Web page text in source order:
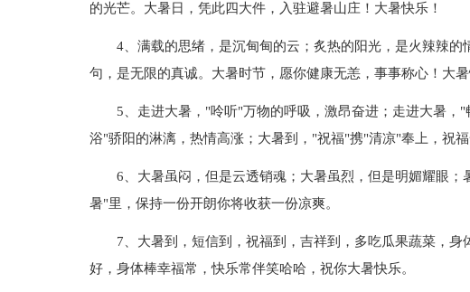
的光芒。大暑日，凭此四大件，入驻避暑山庄！大暑快乐！
4、满载的思绪，是沉甸甸的云；炙热的阳光，是火辣辣
句，是无限的真诚。大暑时节，愿你健康无恙，事事称心！大暑
5、走进大暑，"呤听"万物的呼吸，激昂奋进；走进大暑，
浴"骄阳的淋漓，热情高涨；大暑到，"祝福"携"清凉"奉上，祝福
6、大暑虽闷，但是云透销魂；大暑虽烈，但是明媚耀眼
暑"里，保持一份开朗你将收获一份凉爽。
7、大暑到，短信到，祝福到，吉祥到，多吃瓜果蔬菜，
好，身体棒幸福常，快乐常伴笑哈哈，祝你大暑快乐。